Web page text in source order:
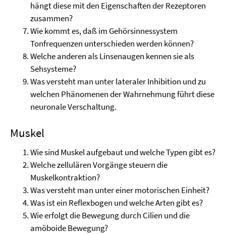
hängt diese mit den Eigenschaften der Rezeptoren
zusammen?
Wie kommt es, daß im Gehörsinnessystem
Tonfrequenzen unterschieden werden können?
Welche anderen als Linsenaugen kennen sie als
Sehsysteme?
Was versteht man unter lateraler Inhibition und zu
welchen Phänomenen der Wahrnehmung führt diese
neuronale Verschaltung.
Muskel
Wie sind Muskel aufgebaut und welche Typen gibt es?
Welche zellulären Vorgänge steuern die
Muskelkontraktion?
Was versteht man unter einer motorischen Einheit?
Was ist ein Reflexbogen und welche Arten gibt es?
Wie erfolgt die Bewegung durch Cilien und die
amöboide Bewegung?